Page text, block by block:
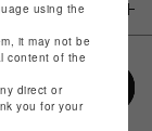
using the
it may not be
content of the
direct or
you for your